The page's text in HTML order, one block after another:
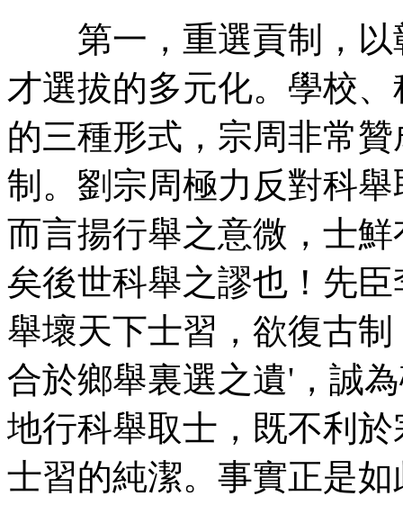
第一，重選貢制，以
才選拔的多元化。學校
的三種形式，宗周非常
制。劉宗周極力反對科
而言揚行舉之意微，士
矣後世科舉之謬也！先
舉壞天下士習，欲復古
合於鄉舉裏選之遺'，誠
地行科舉取士，既不利
士習的純潔。事實正是